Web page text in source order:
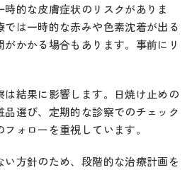
的な皮膚症状のリスクがありま
は一時的な赤みや色素沈着が出る
かかる場合もあります。事前にリ
結果に影響します。日焼け止めの
選び、定期的な診察でのチェック
ォローを重視しています。
方針のため、段階的な治療計画を